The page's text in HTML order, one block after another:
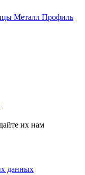
Металл Профиль
их нам
данных